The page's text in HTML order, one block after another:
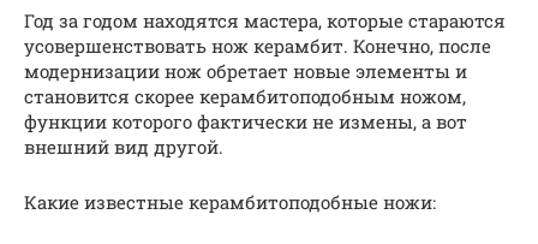
Год за годом находятся мастера, которые стараются
усовершенствовать нож керамбит. Конечно, после
модернизации нож обретает новые элементы и
становится скорее керамбитоподобным ножом,
функции которого фактически не измены, а вот
внешний вид другой.
Какие известные керамбитоподобные ножи: